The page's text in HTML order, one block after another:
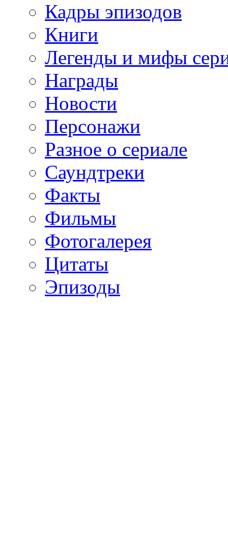
Кадры эпизодов
Книги
Легенды и мифы
Награды
Новости
Персонажи
Разное о сериале
Саундтреки
Факты
Фильмы
Фотогалерея
Цитаты
Эпизоды